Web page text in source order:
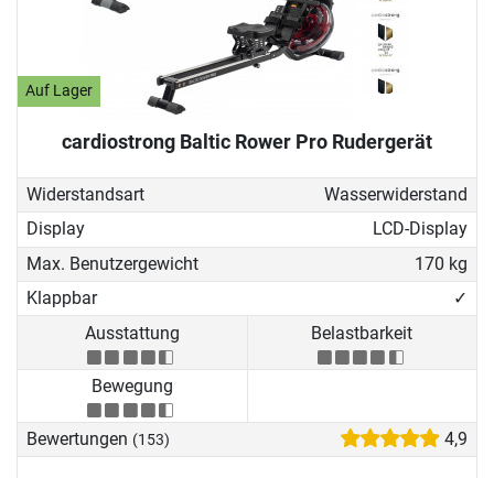
Kreislauf-System nachhaltig. Kurz:
Mit einem hochwertigen Rower aus
unserem Rudergeräte Shop kaufen
Sie ein exzellentes Trainingsgerät für
gesundheitsförderndes
unserer Rudergerät Kaufberatung
den Rower, der am besten zu Ihren
individuellen Voraussetzungen
passt.
Auf Lager
cardiostrong Baltic Rower Pro Rudergerät
Widerstandsart
Wasserwiderstand
Display
LCD-Display
Max. Benutzergewicht
170 kg
Klappbar
✓
Ausstattung
Belastbarkeit
Bewegung
Bewertungen (153) 4,9